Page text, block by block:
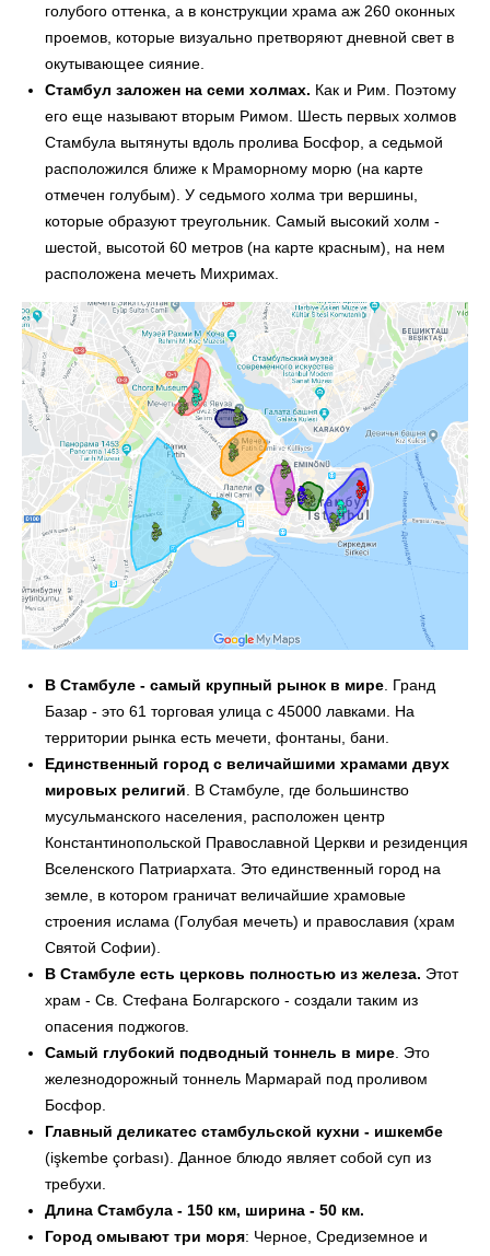
голубого оттенка, а в конструкции храма аж 260 оконных
проемов, которые визуально претворяют дневной свет в
окутывающее сияние.
Стамбул заложен на семи холмах. Как и Рим. Поэтому
его еще называют вторым Римом. Шесть первых холмов
Стамбула вытянуты вдоль пролива Босфор, а седьмой
расположился ближе к Мраморному морю (на карте
отмечен голубым). У седьмого холма три вершины,
которые образуют треугольник. Самый высокий холм -
шестой, высотой 60 метров (на карте красным), на нем
расположена мечеть Михримах.
В Стамбуле - самый крупный рынок в мире . Гранд
Базар - это 61 торговая улица с 45000 лавками. На
территории рынка есть мечети, фонтаны, бани.
Единственный город с величайшими храмами двух
мировых религий . В Стамбуле, где большинство
мусульманского населения, расположен центр
Константинопольской Православной Церкви и резиденция
Вселенского Патриархата. Это единственный город на
земле, в котором граничат величайшие храмовые
строения ислама (Голубая мечеть) и православия (храм
Святой Софии).
В Стамбуле есть церковь полностью из железа. Этот
храм - Св. Стефана Болгарского - создали таким из
опасения поджогов.
Самый глубокий подводный тоннель в мире . Это
железнодорожный тоннель Мармарай под проливом
Босфор.
Главный деликатес стамбульской кухни - ишкембе
(işkembe çorbası). Данное блюдо являет собой суп из
требухи.
Длина Стамбула - 150 км, ширина - 50 км.
Город омывают три моря: Черное, Средиземное и